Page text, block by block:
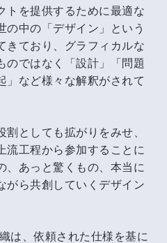
トを提供するために最適な
の中の「デザイン」という
きており、グラフィカルな
のではなく「設計」「問題
」など様々な解釈がされて
としても拡がりをみせ、
流工程から参加することに
、あっと驚くもの、本当に
がら共創していくデザイン
は、依頼された仕様を基に